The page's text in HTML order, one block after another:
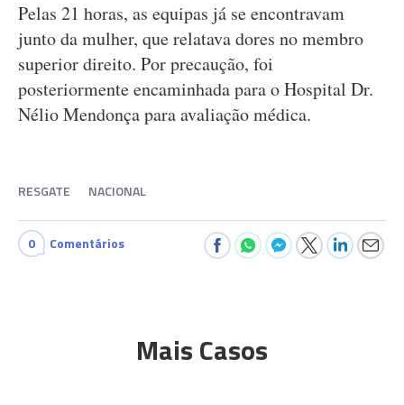
Pelas 21 horas, as equipas já se encontravam
junto da mulher, que relatava dores no membro
superior direito. Por precaução, foi
posteriormente encaminhada para o Hospital Dr.
Nélio Mendonça para avaliação médica.
RESGATE NACIONAL
0 Comentários
Mais Casos